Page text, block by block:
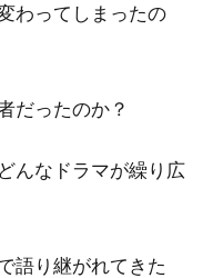
わってしまったの
だったのか？
んなドラマが繰り広
語り継がれてきた